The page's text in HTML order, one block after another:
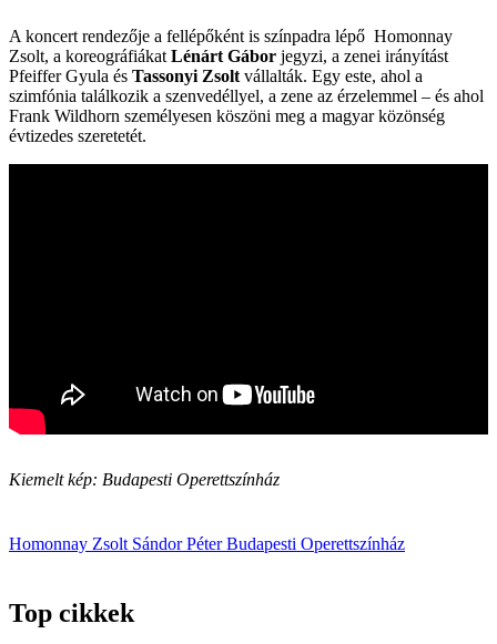
A koncert rendezője a fellépőként is színpadra lépő Homonnay
Zsolt, a koreográfiákat Lénárt Gábor jegyzi, a zenei irányítást
Pfeiffer Gyula és Tassonyi Zsolt vállalták. Egy este, ahol a
szimfónia találkozik a szenvedéllyel, a zene az érzelemmel – és ahol
Frank Wildhorn személyesen köszöni meg a magyar közönség
évtizedes szeretetét.
Kiemelt kép: Budapesti Operettszínház
Homonnay Zsolt Sándor PéterBudapesti Operettszínház
Top cikkek